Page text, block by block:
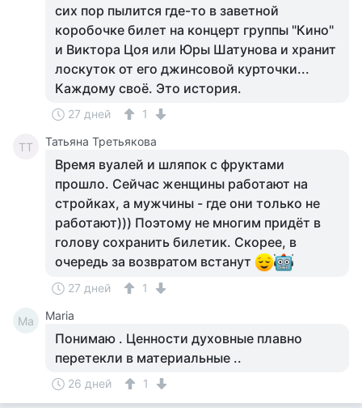
сих пор пылится где-то в заветной
коробочке билет на концерт группы "Кино"
и Виктора Цоя или Юры Шатунова и хранит
лоскуток от его джинсовой курточки...
Каждому своё. Это история.
27 дней 1
ТТ Татьяна Третьякова
Время вуалей и шляпок с фруктами
прошло. Сейчас женщины работают на
стройках, а мужчины - где они только не
работают))) Поэтому не многим придёт в
голову сохранить билетик. Скорее, в
очередь за возвратом встанут
27 дней 1
Ma Maria
Понимаю . Ценности духовные плавно
перетекли в материальные ..
26 дней 1